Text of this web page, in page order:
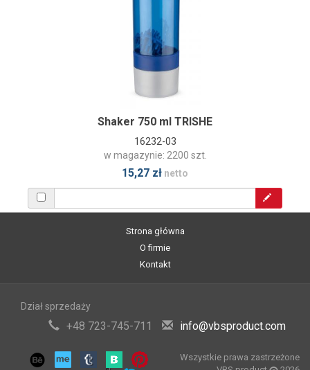
Shaker 750 ml TRISHE
16232-03
w magazynie: 2200 szt.
15,27 zł netto
Strona główna
O firmie
Kontakt
Dział sprzedaży
+48 723-745-711 info@vbsproduct.com
Wszystkie prawa zastrzeżone